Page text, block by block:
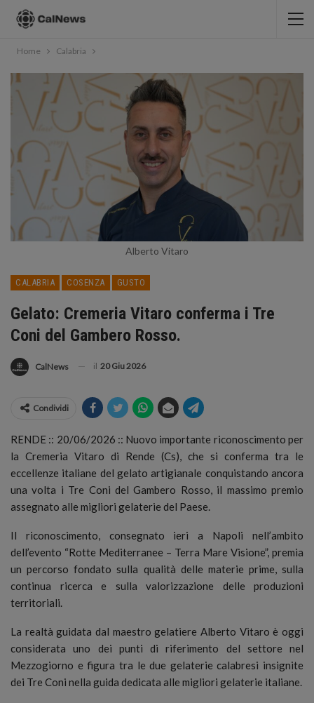
Home Calabria
Alberto Vitaro
CALABRIA COSENZA GUSTO
Gelato: Cremeria Vitaro conferma i Tre
Coni del Gambero Rosso.
CalNews il 20 Giu 2026
Condividi
RENDE :: 20/06/2026 :: Nuovo importante riconoscimento per
la Cremeria Vitaro di Rende (Cs), che si conferma tra le
eccellenze italiane del gelato artigianale conquistando ancora
una volta i Tre Coni del Gambero Rosso, il massimo premio
assegnato alle migliori gelaterie del Paese.
Il riconoscimento, consegnato ieri a Napoli nell’ambito
dell’evento “Rotte Mediterranee – Terra Mare Visione”, premia
un percorso fondato sulla qualità delle materie prime, sulla
continua ricerca e sulla valorizzazione delle produzioni
territoriali.
La realtà guidata dal maestro gelatiere Alberto Vitaro è oggi
considerata uno dei punti di riferimento del settore nel
Mezzogiorno e figura tra le due gelaterie calabresi insignite
dei Tre Coni nella guida dedicata alle migliori gelaterie italiane.